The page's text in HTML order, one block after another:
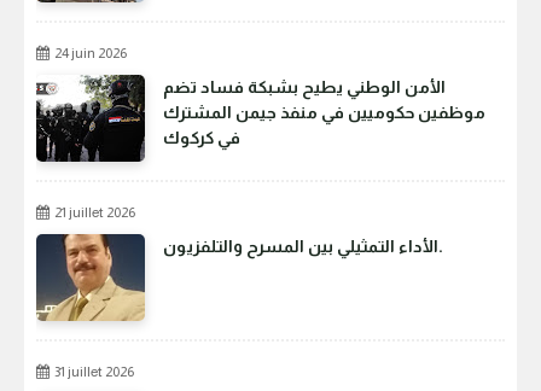
24 juin 2026
الأمن الوطني يطيح بشبكة فساد تضم
موظفين حكوميين في منفذ جيمن المشترك
في كركوك
21 juillet 2026
الأداء التمثيلي بين المسرح والتلفزيون.
31 juillet 2026